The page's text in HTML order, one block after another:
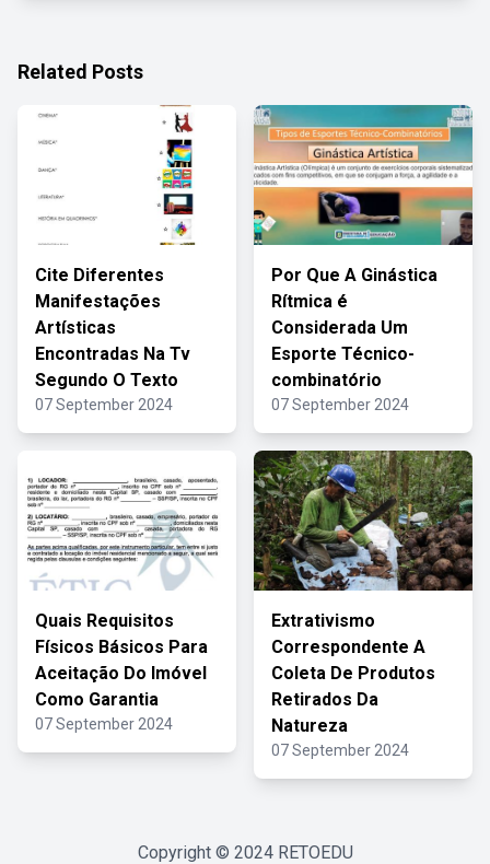
Related Posts
Cite Diferentes
Manifestações
Artísticas
Encontradas Na Tv
Segundo O Texto
07 September 2024
Por Que A Ginástica
Rítmica é
Considerada Um
Esporte Técnico-
combinatório
07 September 2024
Quais Requisitos
Físicos Básicos Para
Aceitação Do Imóvel
Como Garantia
07 September 2024
Extrativismo
Correspondente A
Coleta De Produtos
Retirados Da
Natureza
07 September 2024
Copyright © 2024 RETOEDU